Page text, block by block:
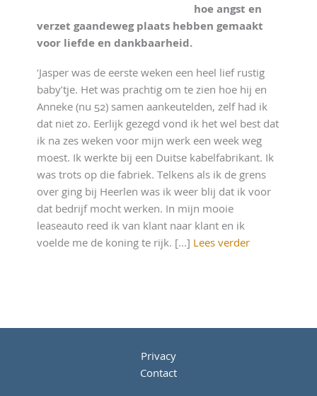
hoe angst en
verzet gaandeweg plaats hebben gemaakt
voor liefde en dankbaarheid.
‘Jasper was de eerste weken een heel lief rustig
baby’tje. Het was prachtig om te zien hoe hij en
Anneke (nu 52) samen aankeutelden, zelf had ik
dat niet zo. Eerlijk gezegd vond ik het wel best dat
ik na zes weken voor mijn werk een week weg
moest. Ik werkte bij een Duitse kabelfabrikant. Ik
was trots op die fabriek. Telkens als ik de grens
over ging bij Heerlen was ik weer blij dat ik voor
dat bedrijf mocht werken. In mijn mooie
leaseauto reed ik van klant naar klant en ik
voelde me de koning te rijk. [...] Lees verder
Privacy
Contact